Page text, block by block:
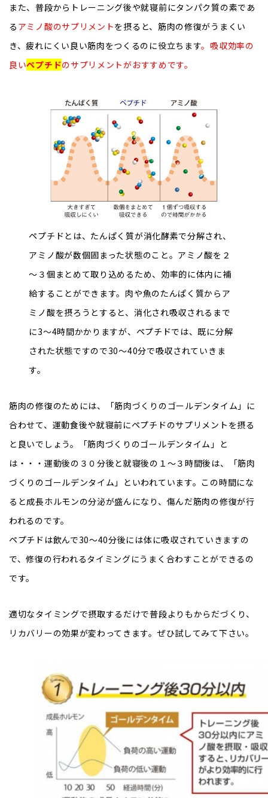
また、普段からトレーニング後や就寝前にタンパク質の素であ
る アミノ酸のサプリメントを摂ると、筋肉の修復がうまくい
き、疲れにくい良い筋肉をつくるのに役立ちます。吸収効率の
良いペプチドのサプリメントがおすすめです。
ペプチドとは、たんぱく質が消化酵素で分解され、
アミノ酸が数個固まった状態のこと。アミノ酸を２
～３個まとめて取り込めるため、効率的に体内に補
給することができます。肉や魚のたんぱく質からア
ミノ酸を摂ろうとすると、消化され吸収されるまで
に3～4時間かかりますが、ペプチドでは、既に分解
された状態ですので30～40分で吸収されていきま
す。
筋肉の修復のためには、「筋肉づくりのゴールデンタイム」に
合わせて、運動食後や就寝前にペプチドのサプリメントを摂る
と良いでしょう。「筋肉づくりのゴールデンタイム」と
は・・・運動後の３０分後と就寝後の１～３時間後は、「筋肉
づくりのゴールデンタイム」といわれています。この時間にな
ると成長ホルモンの分泌が盛んになり、傷んだ筋肉の修復が行
われるのです。
ペプチドは飲んで30～40分後には体に吸収されていきますの
で、修復の行われるタイミングにうまく合わすことができるの
です。
適切なタイミングで摂取するだけで普段よりもからだづくり、
リカバリーの効果が変わってきます。ぜひ試してみて下さい。